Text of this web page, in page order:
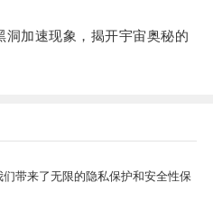
加速现象，揭开宇宙奥秘的
带来了无限的隐私保护和安全性保